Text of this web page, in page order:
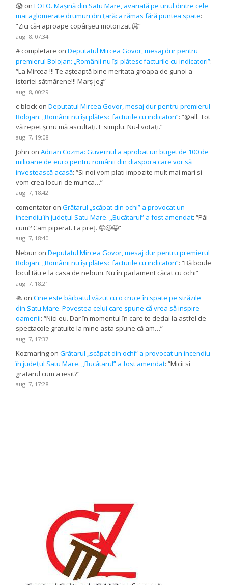
😱 onFOTO. Mașină din Satu Mare, avariată pe unul dintre cele
mai aglomerate drumuri din țară: a rămas fără puntea spate:
“Zici că-i aproape copârșeu motorizat.🥶”
aug. 8, 07:34
# completare onDeputatul Mircea Govor, mesaj dur pentru
premierul Bolojan: „Românii nu își plătesc facturile cu indicatori”:
“La Mircea !!! Te așteaptă bine meritata groapa de gunoi a
istoriei sătmărene!!! Marș jeg”
aug. 8, 00:29
c-block onDeputatul Mircea Govor, mesaj dur pentru premierul
Bolojan: „Românii nu își plătesc facturile cu indicatori”: “@all. Tot
vă repet și nu mă ascultați. E simplu. Nu-l votați.”
aug. 7, 19:08
John onAdrian Cozma: Guvernul a aprobat un buget de 100 de
milioane de euro pentru românii din diaspora care vor să
investească acasă: “Si noi vom plati impozite mult mai mari si
vom crea locuri de munca…”
aug. 7, 18:42
comentator onGrătarul „scăpat din ochi” a provocat un
incendiu în județul Satu Mare. ,,Bucătarul” a fost amendat: “Păi
cum? Cam piperat. La preț. 🤪🥴😉”
aug. 7, 18:40
Nebun onDeputatul Mircea Govor, mesaj dur pentru premierul
Bolojan: „Românii nu își plătesc facturile cu indicatori”: “Bă boule
locul tău e la casa de nebuni. Nu în parlament căcat cu ochi”
aug. 7, 18:21
🙏 onCine este bărbatul văzut cu o cruce în spate pe străzile
din Satu Mare. Povestea celui care spune că vrea să inspire
oamenii: “Nici eu. Dar în momentul în care te dedai la astfel de
spectacole gratuite la mine asta spune că am…”
aug. 7, 17:37
Kozmaring onGrătarul „scăpat din ochi” a provocat un incendiu
în județul Satu Mare. ,,Bucătarul” a fost amendat: “Micii si
gratarul cum a iesit?”
aug. 7, 17:28